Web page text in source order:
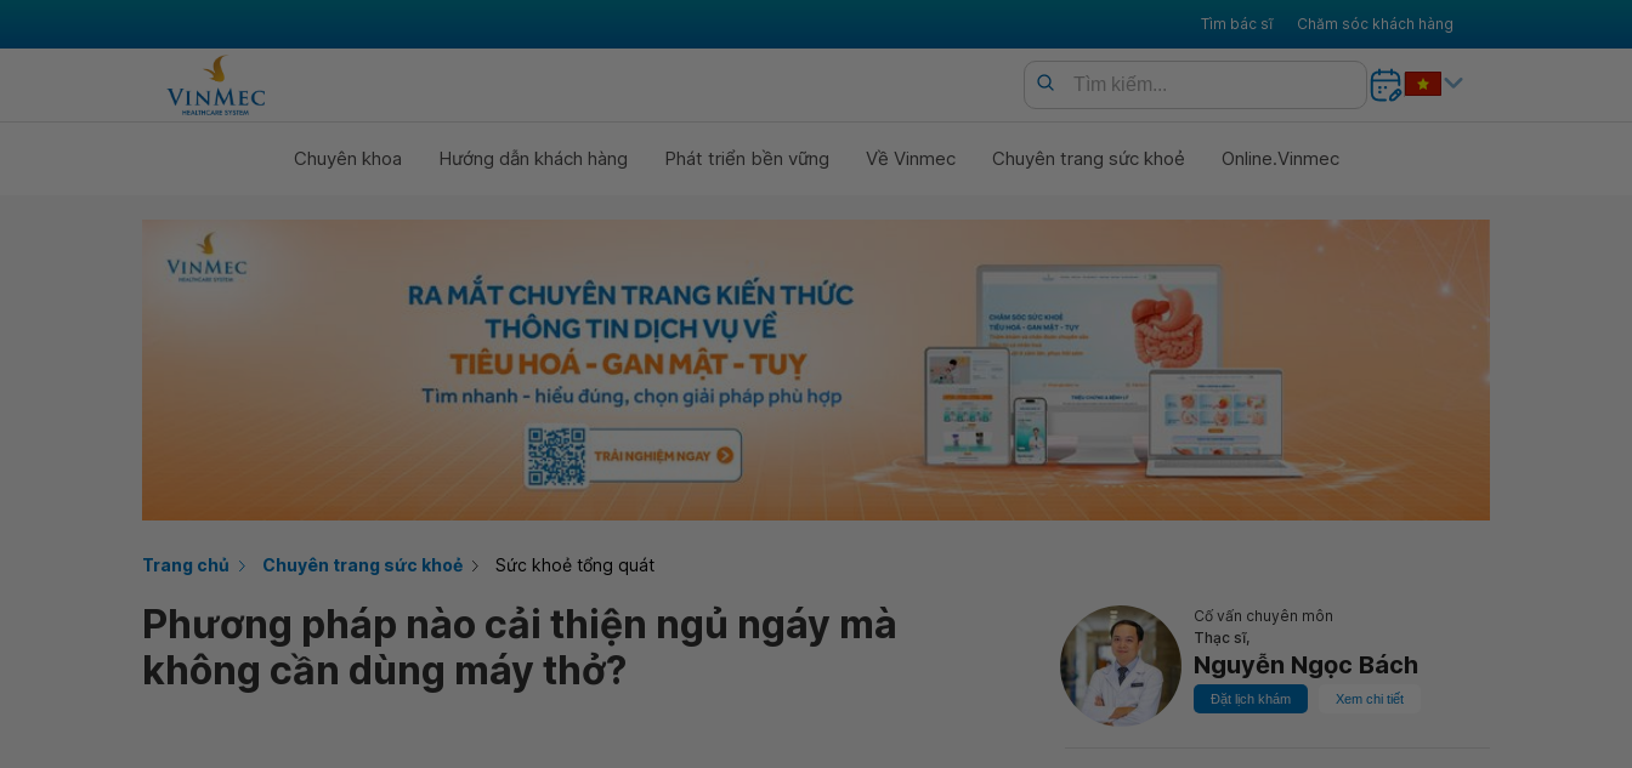
Tìm bác sĩ Chăm sóc khách hàng
Chuyên khoa Hướng dẫn khách hàng Phát triển bền vững Về Vinmec Chuyên trang sức khoẻ Online.Vinmec
Trang chủ Chuyên trang sức khoẻ Sức khoẻ tổng quát
Phương pháp nào cải thiện ngủ ngáy mà
không cần dùng máy thở?
Cố vấn chuyên môn
Thạc sĩ,
Nguyễn Ngọc Bách
Đặt lịch khám Xem chi tiết